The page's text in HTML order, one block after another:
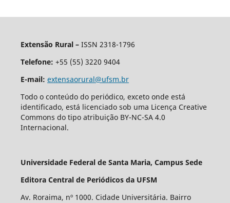
Extensão Rural – ISSN 2318-1796
Telefone: +55 (55) 3220 9404
E-mail: extensaorural@ufsm.br
Todo o conteúdo do periódico, exceto onde está
identificado, está licenciado sob uma Licença Creative
Commons do tipo atribuição BY-NC-SA 4.0
Internacional.
Universidade Federal de Santa Maria, Campus Sede
Editora Central de Periódicos da UFSM
Av. Roraima, nº 1000. Cidade Universitária. Bairro